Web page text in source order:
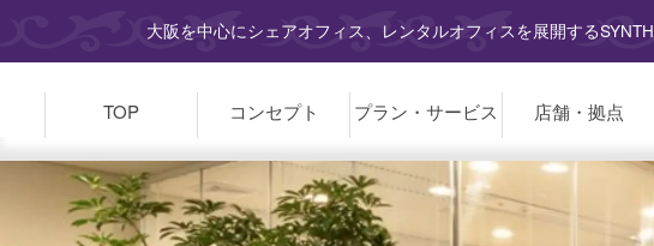
大阪を中心にシェアオフィス、レンタルオフィスを展開するSYNTH
TOP コンセプト プラン・ サービス 店舗・拠点